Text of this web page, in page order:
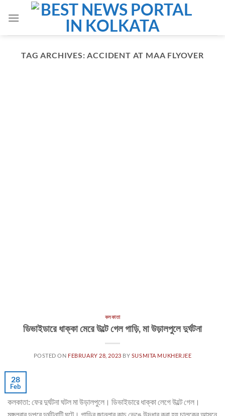
TAG ARCHIVES:ACCIDENT AT MAA FLYOVER
কলকাতা
ডিভাইডারে ধাক্কা মেরে উল্টে গেল গাড়ি, মা উড়ালপুলে দুর্ঘটনা
POSTED ON FEBRUARY 28, 2023 BY SUSMITA MUKHERJEE
28
Feb
কলকাতা: ফের দুর্ঘটনা ঘটল মা উড়ালপুলে। ডিভাইডারে ধাক্কা লেগে উল্টে গেল।
মঙ্গলবার দুপুরে দুর্ঘটনাটি ঘটে। গাড়ির জানলার কাচ ভেঙে উদ্ধার করা হয় চালকের আসনে